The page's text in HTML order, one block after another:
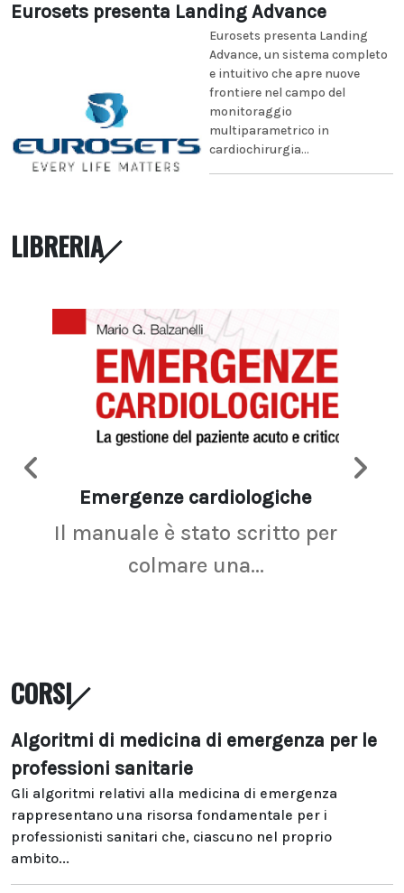
Eurosets presenta Landing Advance
Eurosets presenta Landing
Advance, un sistema completo
e intuitivo che apre nuove
frontiere nel campo del
monitoraggio
multiparametrico in
cardiochirurgia...
LIBRERIA
Emergenze cardiologiche
Il manuale è stato scritto per
colmare una...
CORSI
Algoritmi di medicina di emergenza per le
professioni sanitarie
Gli algoritmi relativi alla medicina di emergenza
rappresentano una risorsa fondamentale per i
professionisti sanitari che, ciascuno nel proprio
ambito...